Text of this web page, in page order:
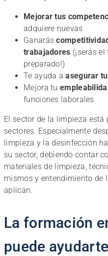
Mejorar tus
adquiere nuevas
Ganarás
trabajadores (¡serás
preparado!)
Te ayuda aasegurar
Mejora tu
funciones laborales
El sector de la limpieza
sectores. Especialmente
limpieza y la desinfección
su sector, debiendo contar
materiales de limpieza,
mismos y entendimiento de
aplican.
La formación
puede